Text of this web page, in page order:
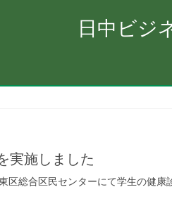
日中ビジ
実施しました
区総合区民センターにて学生の健康